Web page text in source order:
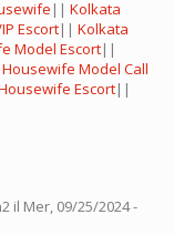
|| Kolkata
Escort|| Kolkata
Model Escort||
Model Call
Escort||
il Mer, 09/25/2024 -